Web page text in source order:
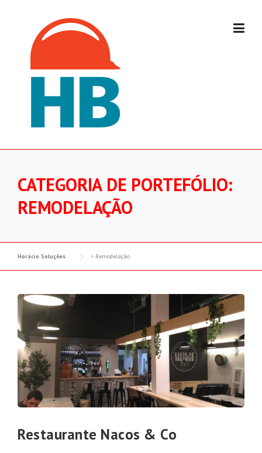
CATEGORIA DE PORTEFÓLIO:
REMODELAÇÃO
Horácio Soluções > Remodelação
Restaurante Nacos & Co